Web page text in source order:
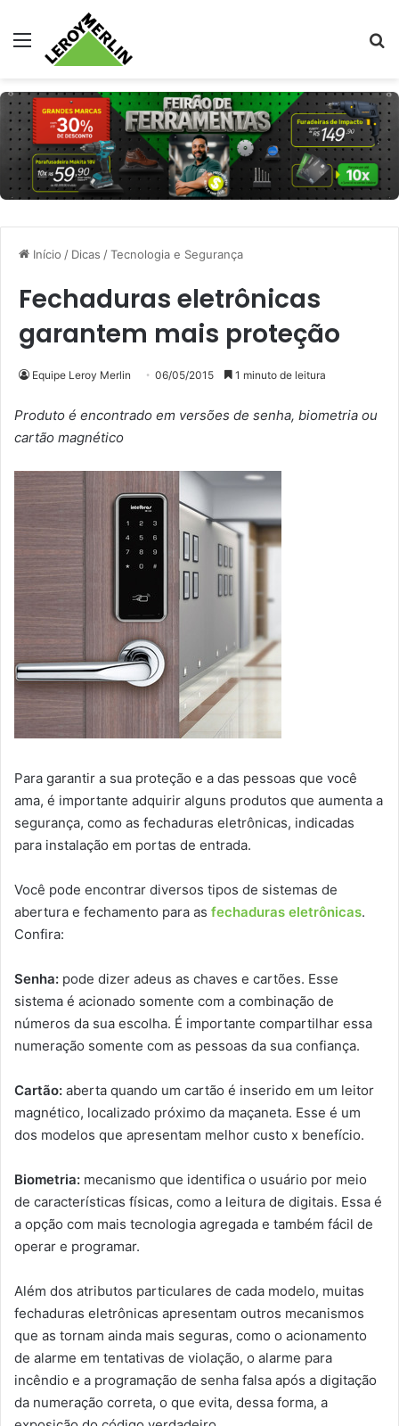
Menu
Início / Dicas /Tecnologia e Segurança
Fechaduras eletrônicas
garantem mais proteção
Equipe Leroy Merlin 06/05/2015 1 minuto de leitura
Produto é encontrado em versões de senha, biometria ou
cartão magnético
Para garantir a sua proteção e a das pessoas que você
ama, é importante adquirir alguns produtos que aumenta a
segurança, como as fechaduras eletrônicas, indicadas
para instalação em portas de entrada.
Você pode encontrar diversos tipos de sistemas de
abertura e fechamento para as fechaduras eletrônicas.
Confira:
Senha: pode dizer adeus as chaves e cartões. Esse
sistema é acionado somente com a combinação de
números da sua escolha. É importante compartilhar essa
numeração somente com as pessoas da sua confiança.
Cartão: aberta quando um cartão é inserido em um leitor
magnético, localizado próximo da maçaneta. Esse é um
dos modelos que apresentam melhor custo x benefício.
Biometria: mecanismo que identifica o usuário por meio
de características físicas, como a leitura de digitais. Essa é
a opção com mais tecnologia agregada e também fácil de
operar e programar.
Além dos atributos particulares de cada modelo, muitas
fechaduras eletrônicas apresentam outros mecanismos
que as tornam ainda mais seguras, como o acionamento
de alarme em tentativas de violação, o alarme para
incêndio e a programação de senha falsa após a digitação
da numeração correta, o que evita, dessa forma, a